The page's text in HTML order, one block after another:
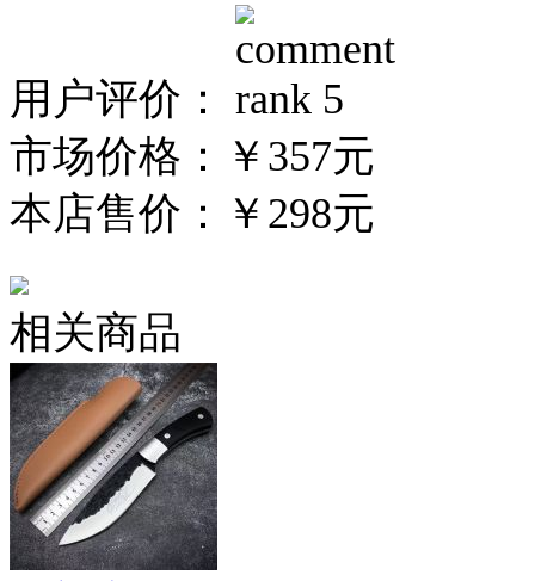
用户评价：
市场价格： ￥357元
本店售价： ￥298元
相关商品